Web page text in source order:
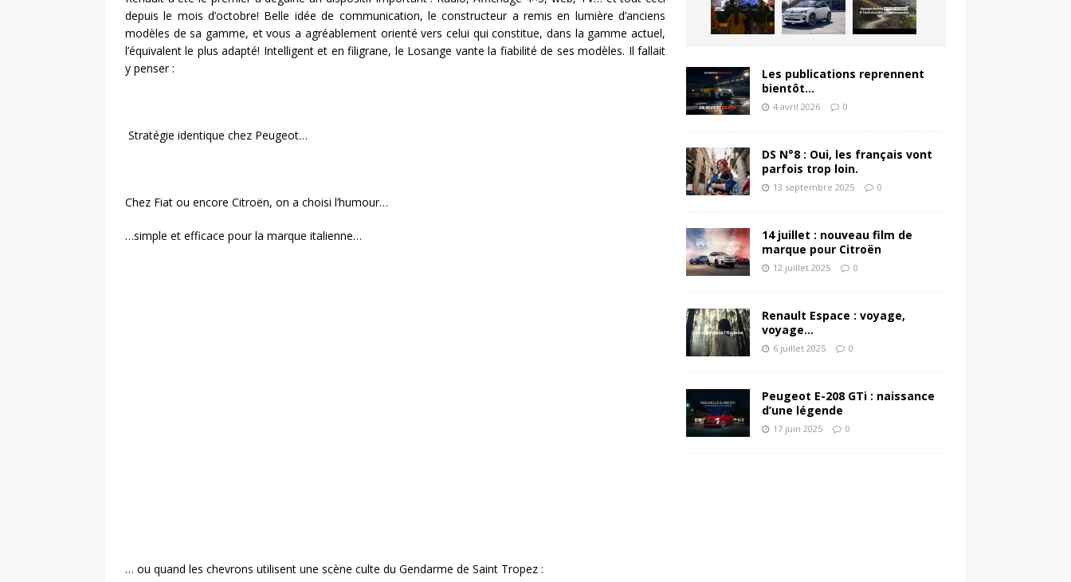
depuis le mois d’octobre! Belle idée de communication, le constructeur a remis en lumière d’anciens
modèles de sa gamme, et vous a agréablement orienté vers celui qui constitue, dans la gamme actuel,
l’équivalent le plus adapté! Intelligent et en filigrane, le Losange vante la fiabilité de ses modèles. Il fallait
y penser :
Stratégie identique chez Peugeot…
Chez Fiat ou encore Citroën, on a choisi l’humour…
…simple et efficace pour la marque italienne…
… ou quand les chevrons utilisent une scène culte du Gendarme de Saint Tropez :
Les publications reprennent
bientôt…
4 avril 2026 0
DS N°8 : Oui, les français vont
parfois trop loin.
13 septembre 2025 0
14 juillet : nouveau film de
marque pour Citroën
12 juillet 2025 0
Renault Espace : voyage,
voyage…
6 juillet 2025 0
Peugeot E-208 GTi : naissance
d’une légende
17 juin 2025 0